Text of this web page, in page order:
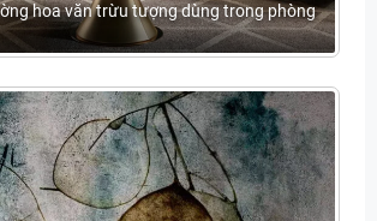
hoa văn trừu tượng dùng trong phòng